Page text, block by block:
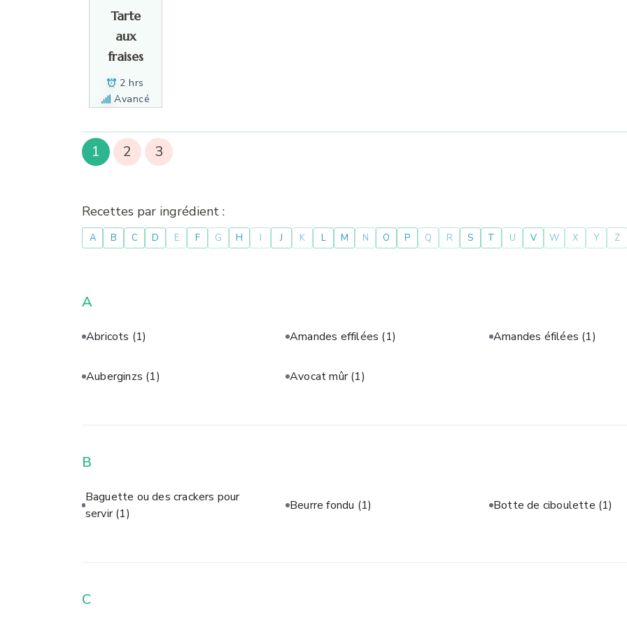
Tarte
aux
fraises
2 hrs
Avancé
1 2 3
Recettes par ingrédient :
A B C D E F G H I J K L M N O P Q R S T U V W X Y Z
A
Abricots (1) Amandes effilées (1) Amandes éfilées (1)
Auberginzs (1) Avocat mûr(1)
B
Baguette ou des crackers pour
servir(1)
Beurre fondu (1) Botte de ciboulette (1)
C